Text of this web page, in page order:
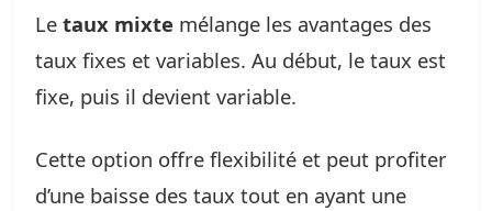
Le taux mixte mélange les avantages des
taux fixes et variables. Au début, le taux est
fixe, puis il devient variable.
Cette option offre flexibilité et peut profiter
d’une baisse des taux tout en ayant une